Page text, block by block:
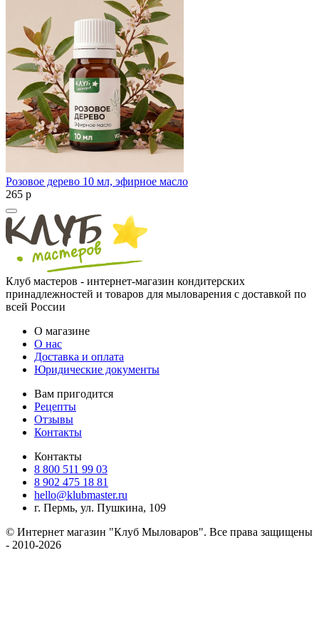
Розовое дерево 10 мл, эфирное масло
265 p
Клуб мастеров - интернет-магазин кондитерских
принадлежностей и товаров для мыловарения с доставкой по
всей России
О магазине
О нас
Доставка и оплата
Юридические документы
Вам пригодится
Рецепты
Отзывы
Контакты
Контакты
8 800 511 99 03
8 902 475 18 81
hello@klubmaster.ru
г. Пермь, ул. Пушкина, 109
© Интернет магазин "Клуб Мыловаров". Все права защищены
- 2010-2026